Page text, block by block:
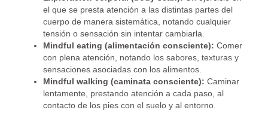
el que se presta atención a las distintas partes del
cuerpo de manera sistemática, notando cualquier
tensión o sensación sin intentar cambiarla.
Mindful eating (alimentación consciente): Comer
con plena atención, notando los sabores, texturas y
sensaciones asociadas con los alimentos.
Mindful walking (caminata consciente): Caminar
lentamente, prestando atención a cada paso, al
contacto de los pies con el suelo y al entorno.